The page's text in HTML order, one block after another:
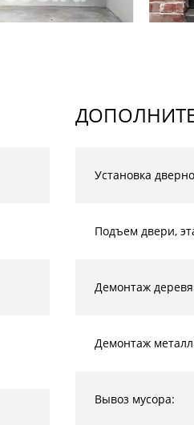
Установка
Подъем двери,
Демонтаж
Демонтаж
Вывоз мусора: